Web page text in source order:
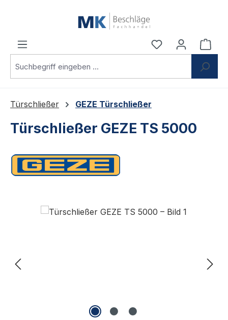
Du hast 0
Türschließer GEZE Türschließer
Türschließer GEZE TS 5000
Bildergalerie überspringen